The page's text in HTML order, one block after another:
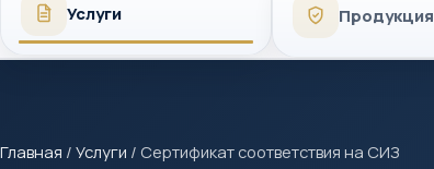
Услуги Продукция
Главная / Услуги / Сертификат соответствия на СИЗ